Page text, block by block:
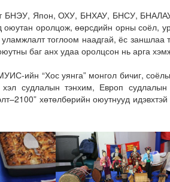
БНЭУ, Япон, ОХУ, БНХАУ, БНСУ,
оролцож, өөрсдийн орны соёл,
уламжлалт тоглоом наадгай, ёс
баг анх удаа оролцсон нь арга
ийн “Хос уянга” монгол бичиг,
судлалын тэнхим, Европ
хөтөлбөрийн оюутнууд